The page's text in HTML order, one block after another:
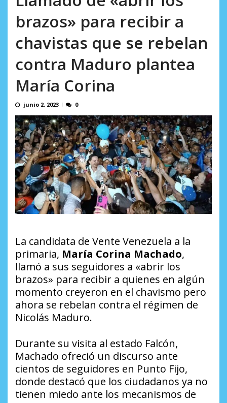
brazos» para recibir a
chavistas que se rebelan
contra Maduro plantea
María Corina
junio 2, 2023 0
La candidata de Vente Venezuela a la
primaria, María Corina Machado,
llamó a sus seguidores a «abrir los
brazos» para recibir a quienes en algún
momento creyeron en el chavismo pero
ahora se rebelan contra el régimen de
Nicolás Maduro.
Durante su visita al estado Falcón,
Machado ofreció un discurso ante
cientos de seguidores en Punto Fijo,
donde destacó que los ciudadanos ya no
tienen miedo ante los mecanismos de